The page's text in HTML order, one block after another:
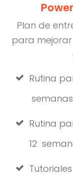
Plan de
para mejorar
Rutina
semanas
Rutina
12